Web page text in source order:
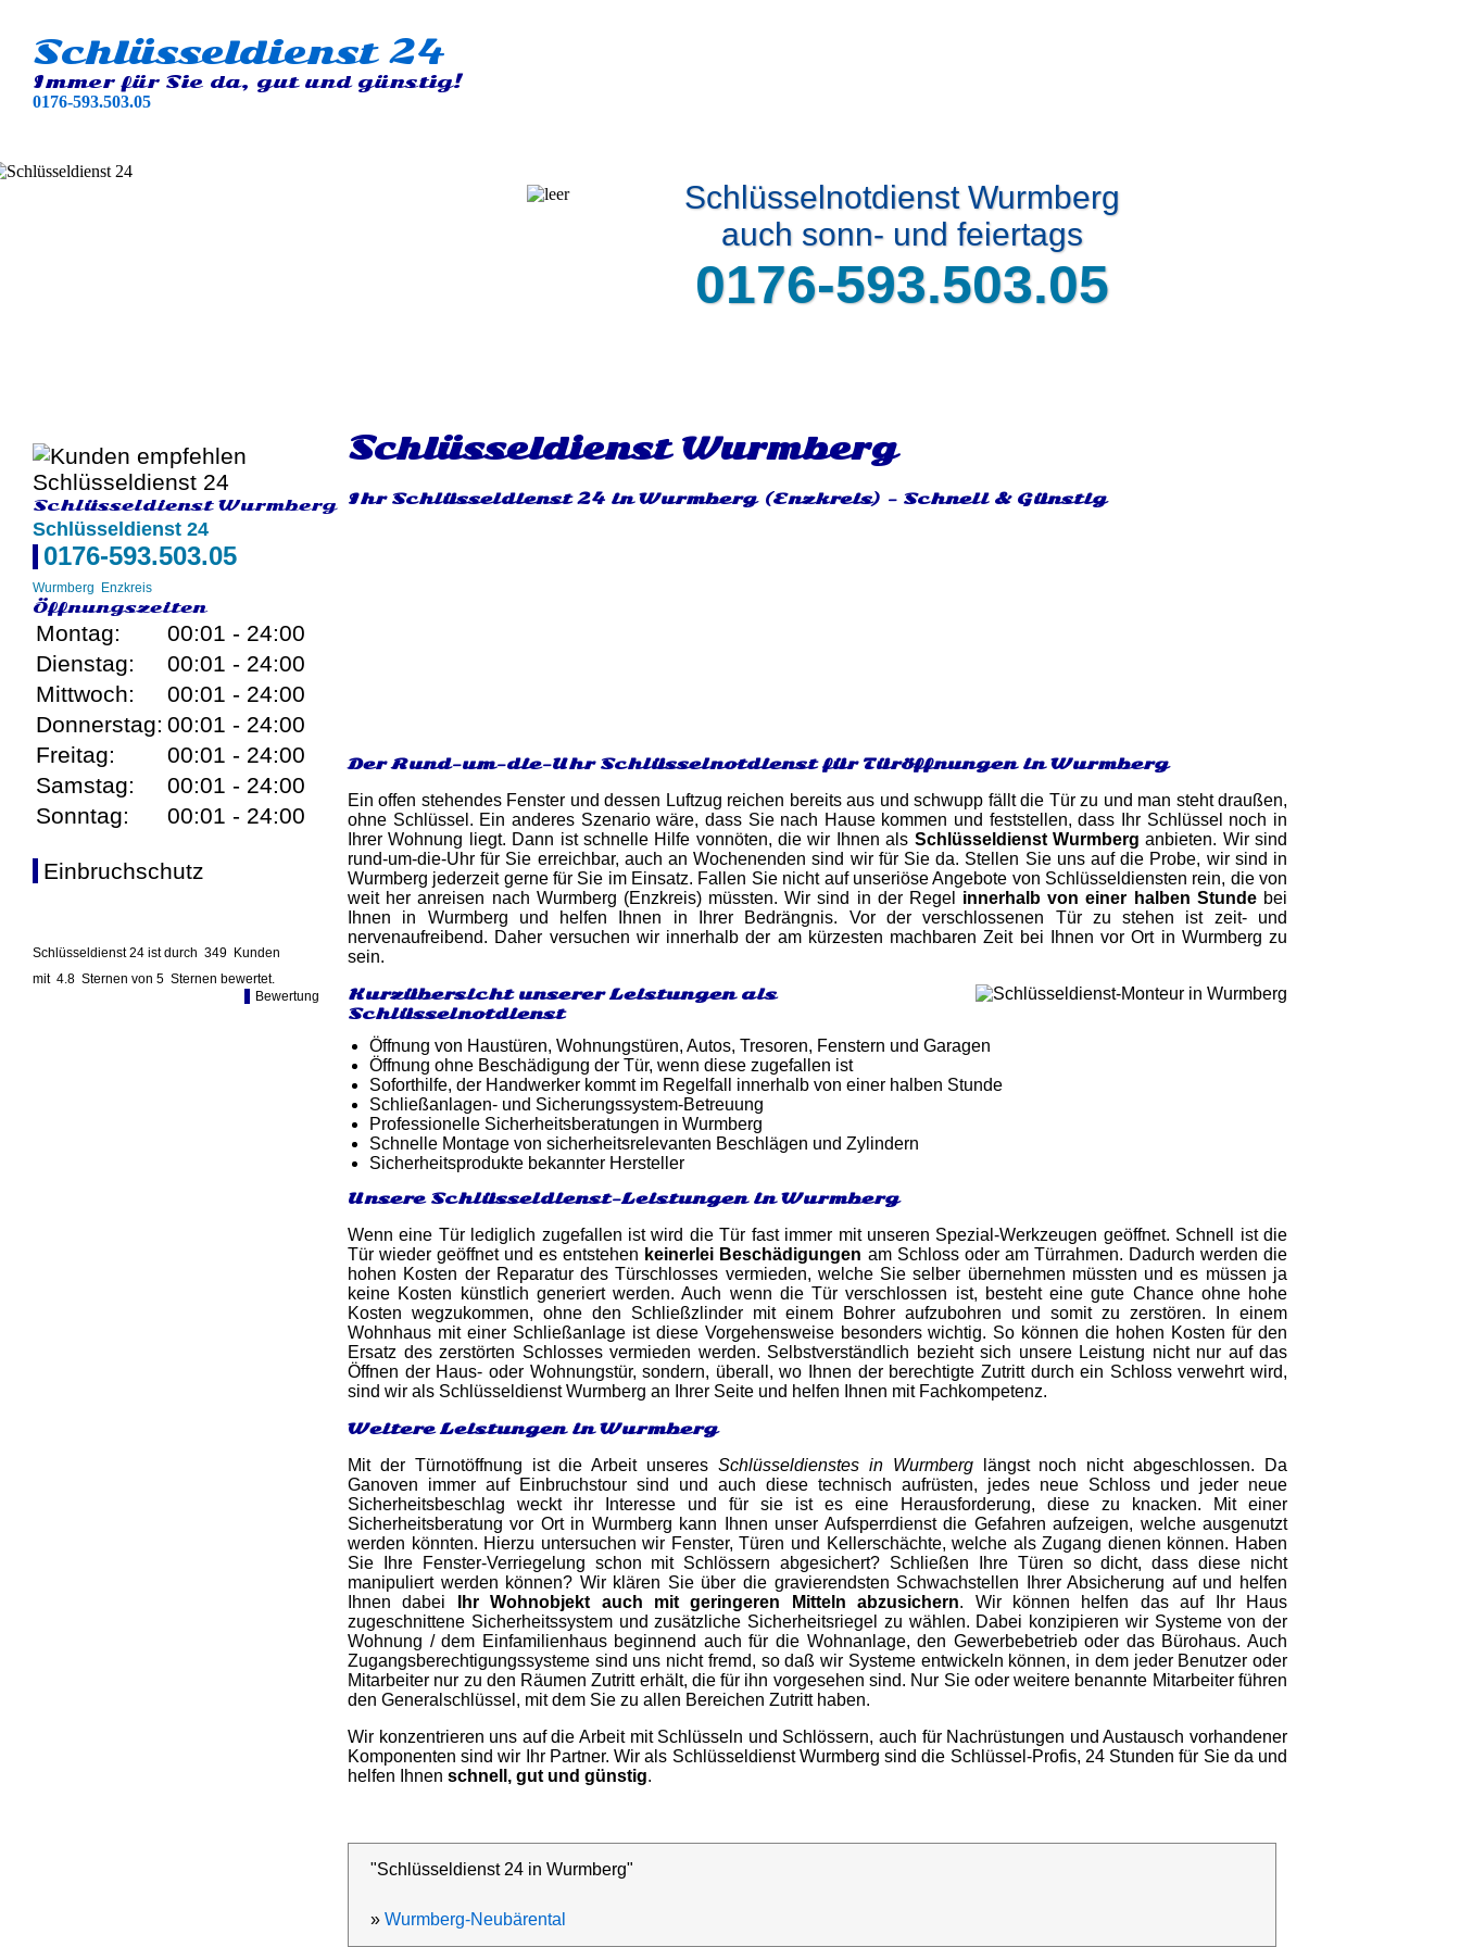
Schlüsseldienst 24
Immer für Sie da, gut und günstig!
0176-593.503.05
Schlüsselnotdienst Wurmberg
auch sonn- und feiertags
0176-593.503.05
Schlüsseldienst Wurmberg
Schlüsseldienst 24
0176-593.503.05
Wurmberg Enzkreis
Öffnungszeiten
Montag:
00:01 - 24:00
Dienstag:
00:01 - 24:00
Mittwoch:
00:01 - 24:00
Donnerstag: 00:01 - 24:00
Freitag:
00:01 - 24:00
Samstag:
00:01 - 24:00
Sonntag:
00:01 - 24:00
Einbruchschutz
Schlüsseldienst 24 ist durch 349 Kunden
mit 4.8 Sternen von 5 Sternen bewertet.
Bewertung
Schlüsseldienst Wurmberg
Ihr Schlüsseldienst 24 in Wurmberg (Enzkreis) - Schnell & Günstig
Der Rund-um-die-Uhr Schlüsselnotdienst für Türöffnungen in Wurmberg
Ein offen stehendes Fenster und dessen Luftzug reichen bereits aus und schwupp fällt die Tür zu und man steht draußen,
ohne Schlüssel. Ein anderes Szenario wäre, dass Sie nach Hause kommen und feststellen, dass Ihr Schlüssel noch in
Ihrer Wohnung liegt. Dann ist schnelle Hilfe vonnöten, die wir Ihnen als Schlüsseldienst Wurmberg anbieten. Wir sind
rund-um-die-Uhr für Sie erreichbar, auch an Wochenenden sind wir für Sie da. Stellen Sie uns auf die Probe, wir sind in
Wurmberg jederzeit gerne für Sie im Einsatz. Fallen Sie nicht auf unseriöse Angebote von Schlüsseldiensten rein, die von
weit her anreisen nach Wurmberg (Enzkreis) müssten. Wir sind in der Regel innerhalb von einer halben Stundebei
Ihnen in Wurmberg und helfen Ihnen in Ihrer Bedrängnis. Vor der verschlossenen Tür zu stehen ist zeit- und
nervenaufreibend. Daher versuchen wir innerhalb der am kürzesten machbaren Zeit bei Ihnen vor Ort in Wurmberg zu
sein.
Kurzübersicht unserer Leistungen als
Schlüsselnotdienst
Öffnung von Haustüren, Wohnungstüren, Autos, Tresoren, Fenstern und Garagen
Öffnung ohne Beschädigung der Tür, wenn diese zugefallen ist
Soforthilfe, der Handwerker kommt im Regelfall innerhalb von einer halben Stunde
Schließanlagen- und Sicherungssystem-Betreuung
Professionelle Sicherheitsberatungen in Wurmberg
Schnelle Montage von sicherheitsrelevanten Beschlägen und Zylindern
Sicherheitsprodukte bekannter Hersteller
Unsere Schlüsseldienst-Leistungen in Wurmberg
Wenn eine Tür lediglich zugefallen ist wird die Tür fast immer mit unseren Spezial-Werkzeugen geöffnet. Schnell ist die
Tür wieder geöffnet und es entstehen keinerlei Beschädigungen am Schloss oder am Türrahmen. Dadurch werden die
hohen Kosten der Reparatur des Türschlosses vermieden, welche Sie selber übernehmen müssten und es müssen ja
keine Kosten künstlich generiert werden. Auch wenn die Tür verschlossen ist, besteht eine gute Chance ohne hohe
Kosten wegzukommen, ohne den Schließzlinder mit einem Bohrer aufzubohren und somit zu zerstören. In einem
Wohnhaus mit einer Schließanlage ist diese Vorgehensweise besonders wichtig. So können die hohen Kosten für den
Ersatz des zerstörten Schlosses vermieden werden. Selbstverständlich bezieht sich unsere Leistung nicht nur auf das
Öffnen der Haus- oder Wohnungstür, sondern, überall, wo Ihnen der berechtigte Zutritt durch ein Schloss verwehrt wird,
sind wir als Schlüsseldienst Wurmberg an Ihrer Seite und helfen Ihnen mit Fachkompetenz.
Weitere Leistungen in Wurmberg
Mit der Türnotöffnung ist die Arbeit unseres Schlüsseldienstes in Wurmberglängst noch nicht abgeschlossen. Da
Ganoven immer auf Einbruchstour sind und auch diese technisch aufrüsten, jedes neue Schloss und jeder neue
Sicherheitsbeschlag weckt ihr Interesse und für sie ist es eine Herausforderung, diese zu knacken. Mit einer
Sicherheitsberatung vor Ort in Wurmberg kann Ihnen unser Aufsperrdienst die Gefahren aufzeigen, welche ausgenutzt
werden könnten. Hierzu untersuchen wir Fenster, Türen und Kellerschächte, welche als Zugang dienen können. Haben
Sie Ihre Fenster-Verriegelung schon mit Schlössern abgesichert? Schließen Ihre Türen so dicht, dass diese nicht
manipuliert werden können? Wir klären Sie über die gravierendsten Schwachstellen Ihrer Absicherung auf und helfen
Ihnen dabei
Ihr Wohnobjekt auch mit geringeren Mitteln abzusichern. Wir können helfen das auf Ihr Haus
zugeschnittene Sicherheitssystem und zusätzliche Sicherheitsriegel zu wählen. Dabei konzipieren wir Systeme von der
Wohnung / dem Einfamilienhaus beginnend auch für die Wohnanlage, den Gewerbebetrieb oder das Bürohaus. Auch
Zugangsberechtigungssysteme sind uns nicht fremd, so daß wir Systeme entwickeln können, in dem jeder Benutzer oder
Mitarbeiter nur zu den Räumen Zutritt erhält, die für ihn vorgesehen sind. Nur Sie oder weitere benannte Mitarbeiter führen
den Generalschlüssel, mit dem Sie zu allen Bereichen Zutritt haben.
Wir konzentrieren uns auf die Arbeit mit Schlüsseln und Schlössern, auch für Nachrüstungen und Austausch vorhandener
Komponenten sind wir Ihr Partner. Wir als Schlüsseldienst Wurmberg sind die Schlüssel-Profis, 24 Stunden für Sie da und
helfen Ihnen schnell, gut und günstig.
"Schlüsseldienst 24 in Wurmberg"
» Wurmberg-Neubärental